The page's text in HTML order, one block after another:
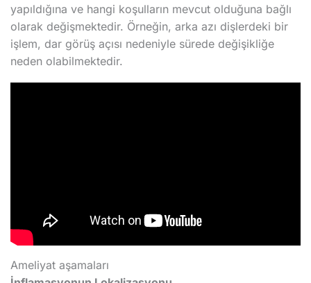
yapıldığına ve hangi koşulların mevcut olduğuna bağlı
olarak değişmektedir. Örneğin, arka azı dişlerdeki bir
işlem, dar görüş açısı nedeniyle sürede değişikliğe
neden olabilmektedir.
Ameliyat aşamaları